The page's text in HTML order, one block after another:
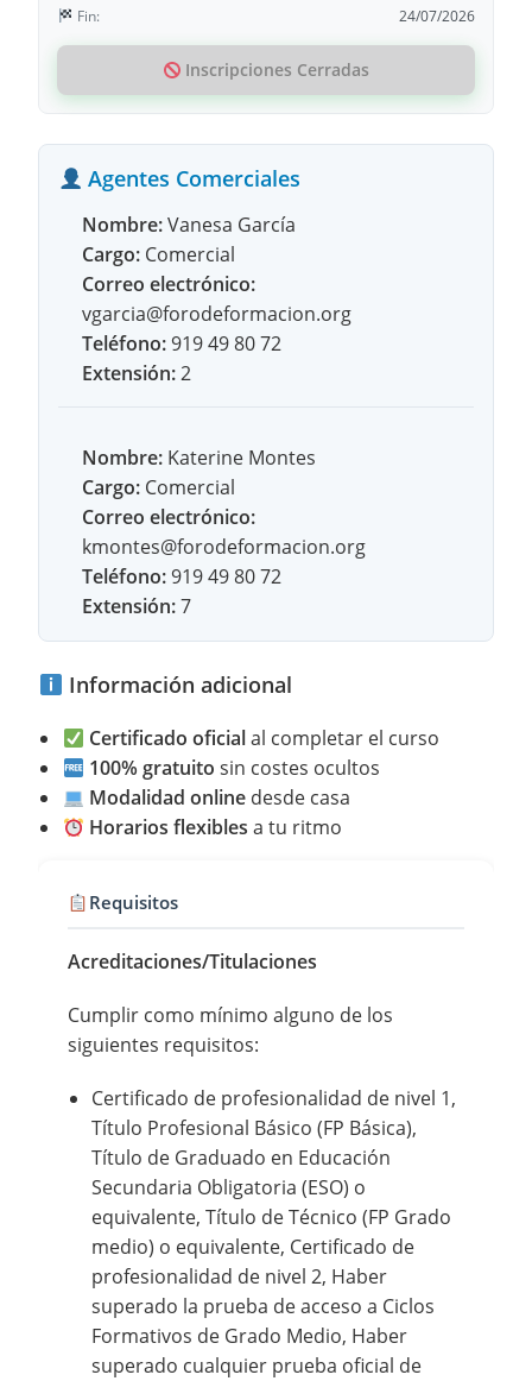
Requisitos
Acreditaciones/Titulaciones
Cumplir como mínimo alguno de los
siguientes requisitos:
Certificado de profesionalidad de nivel 1,
Título Profesional Básico (FP Básica),
Título de Graduado en Educación
Secundaria Obligatoria (ESO) o
equivalente, Título de Técnico (FP Grado
medio) o equivalente, Certificado de
profesionalidad de nivel 2, Haber
superado la prueba de acceso a Ciclos
Formativos de Grado Medio, Haber
superado cualquier prueba oficial de
Fin:
24/07/2026
Inscripciones Cerradas
Agentes Comerciales
Nombre:Vanesa García
Cargo: Comercial
Correo electrónico:
vgarcia@forodeformacion.org
Teléfono: 919 49 80 72
Extensión:2
Nombre: Katerine Montes
Cargo: Comercial
Correo electrónico:
kmontes@forodeformacion.org
Teléfono: 919 49 80 72
Extensión:7
Información adicional
Certificado oficialal completar el curso
100% gratuito sin costes ocultos
Modalidad onlinedesde casa
Horarios flexibles a tu ritmo